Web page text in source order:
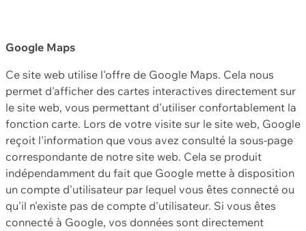
Google Maps
Ce site web utilise l'offre de Google Maps. Cela nous
permet d'afficher des cartes interactives directement sur
le site web, vous permettant d'utiliser confortablement la
fonction carte. Lors de votre visite sur le site web, Google
reçoit l'information que vous avez consulté la sous-page
correspondante de notre site web. Cela se produit
indépendamment du fait que Google mette à disposition
un compte d'utilisateur par lequel vous êtes connecté ou
qu'il n'existe pas de compte d'utilisateur. Si vous êtes
connecté à Google, vos données sont directement